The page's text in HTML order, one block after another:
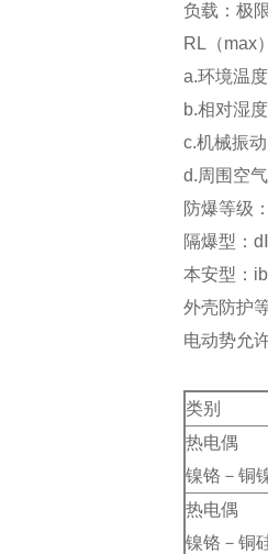
负载：极
RL（max
a.环境温
b.相对湿
c.机械振
d.周围空
防爆等级
隔爆型：
本安型：
外壳防护
电动势允
类别
热电偶
镍铬－铜
热电偶
镍铬－铜